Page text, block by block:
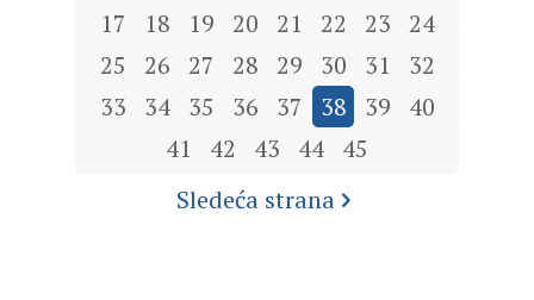
17
18 19 20 21 22 23
24
25
26 27 28 29 30 31
32
33
34 35 36 37 38 39
40
41
42 43 44 45
Sledeća strana